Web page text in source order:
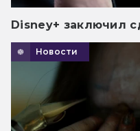
Disney+ заключил
Новости